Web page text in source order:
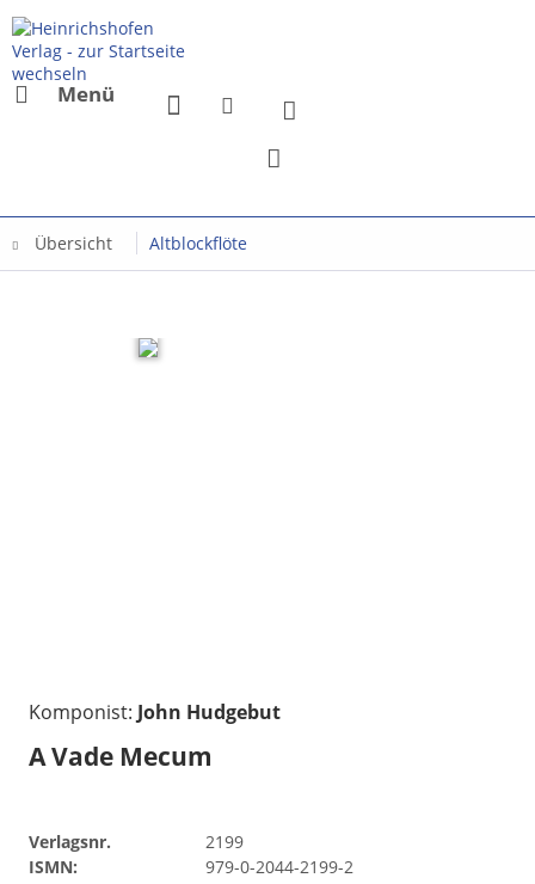
Menü
Übersicht Altblockflöte
Komponist: John Hudgebut
A Vade Mecum
Verlagsnr.
2199
ISMN:
979-0-2044-2199-2